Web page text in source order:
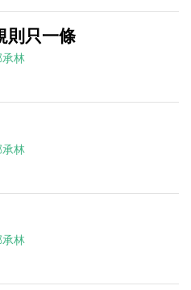
則只一條
承林
承林
承林